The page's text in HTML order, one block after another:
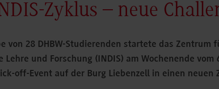
Zyklus – neue
von 28 DHBW-Studierenden startete das Zentrum
und Forschung (INDIS) am Wochenende vom
off-Event auf der Burg Liebenzell in einen neuen